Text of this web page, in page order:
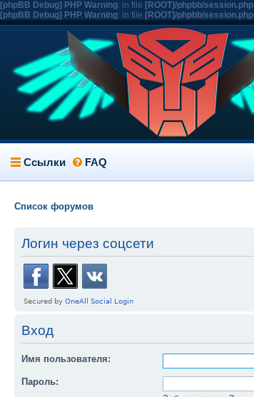
[phpBB Debug] PHP Warning: in file [ROOT]/phpbb/session.php
[phpBB Debug] PHP Warning: in file [ROOT]/phpbb/session.php
Ссылки FAQ
Список форумов
Логин через соцсети
Вход
Имя пользователя:
Пароль: